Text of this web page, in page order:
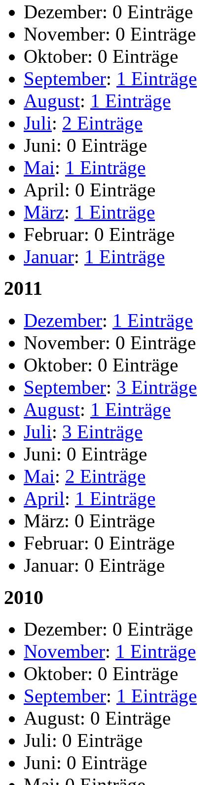
Dezember: 0 Einträge
November: 0 Einträge
Oktober: 0 Einträge
September: 1 Einträge
August: 1 Einträge
Juli: 2 Einträge
Juni: 0 Einträge
Mai: 1 Einträge
April: 0 Einträge
März: 1 Einträge
Februar: 0 Einträge
Januar: 1 Einträge
2011
Dezember: 1 Einträge
November: 0 Einträge
Oktober: 0 Einträge
September: 3 Einträge
August: 1 Einträge
Juli: 3 Einträge
Juni: 0 Einträge
Mai: 2 Einträge
April: 1 Einträge
März: 0 Einträge
Februar: 0 Einträge
Januar: 0 Einträge
2010
Dezember: 0 Einträge
November: 1 Einträge
Oktober: 0 Einträge
September: 1 Einträge
August: 0 Einträge
Juli: 0 Einträge
Juni: 0 Einträge